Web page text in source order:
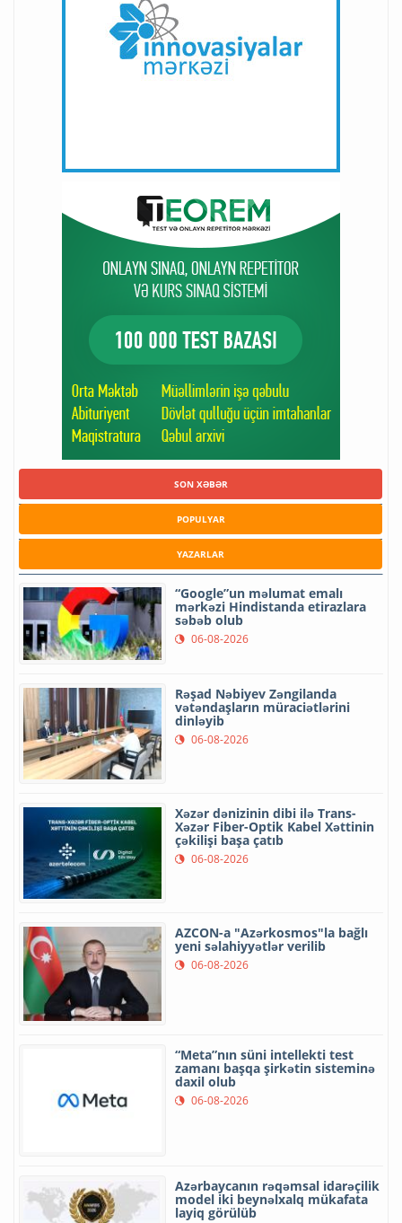
SON XƏBƏR
POPULYAR
YAZARLAR
“Google”un məlumat emalı
mərkəzi Hindistanda etirazlara
səbəb olub
06-08-2026
Rəşad Nəbiyev Zəngilanda
vətəndaşların müraciətlərini
dinləyib
06-08-2026
Xəzər dənizinin dibi ilə Trans-
Xəzər Fiber-Optik Kabel Xəttinin
çəkilişi başa çatıb
06-08-2026
AZCON-a "Azərkosmos"la bağlı
yeni səlahiyyətlər verilib
06-08-2026
“Meta”nın süni intellekti test
zamanı başqa şirkətin sisteminə
daxil olub
06-08-2026
Azərbaycanın rəqəmsal idarəçilik
model iki beynəlxalq mükafata
layiq görülüb